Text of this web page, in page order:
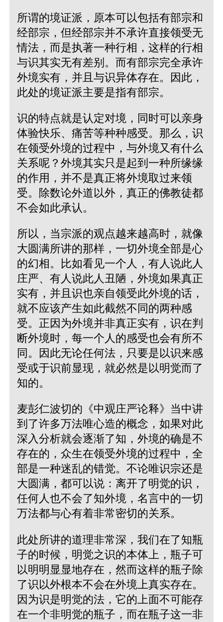
所谓的境证派，原本可以包括有部宗和
经部宗，但经部宗并不承许直接领受无
情法，而是执著一种行相，这样的行相
与识其实无有差别。而有部宗完全承许
外境实有，并且与识异体存在。因此，
此处的境证派主要是指有部宗。
识的特点就是认定对境，同时可以亲身
体验快乐、痛苦等种种感受。那么，识
在领受外境的过程中，与外境又有什么
关系呢？外境其实只是起到一种所缘缘
的作用，并不是真正将外境取过来领
受。除数论外道以外，真正的佛教徒都
不会如此承认。
所以，当宗派的观点越来越高时，就像
大圆满所讲的那样，一切外境全部是心
的幻相。比如看见一个人，有人说此人
庄严、有人说此人丑陋，外境如果真正
实有，并且识也亲自领受此外境的话，
就不应该产生如此截然不同的两种感
受。正因为外境并非真正实有，识在判
断外境时，每一个人的感受也会有所不
同。因此无论任何法，只要是以识来感
受或于识前显现，就必然是以明觉而了
知的。
麦彭仁波切的《中观庄严论释》当中讲
到了许多万法唯心造的概念，如果对此
深入分析就会逐渐了知，外境的确是不
存在的，众生在领受外境的过程中，全
部是一种迷乱的错觉。不论唯识宗还是
大圆满，都可以说：离开了明觉的识，
任何人也不会了知外境，名言中的一切
万法都与心有着非常密切的关系。
此处所讲的道理非常深，我们在了知瓶
子的时候，明觉之识的本体上，瓶子可
以明明显显地存在，然而这样的瓶子除
了识以外根本不会在外境上真实存在。
因为识是明觉的法，它的上面不可能存
在一个非明觉的瓶子，而在瓶子这一非